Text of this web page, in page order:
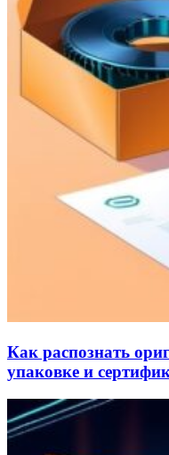
Как распознать
упаковке и